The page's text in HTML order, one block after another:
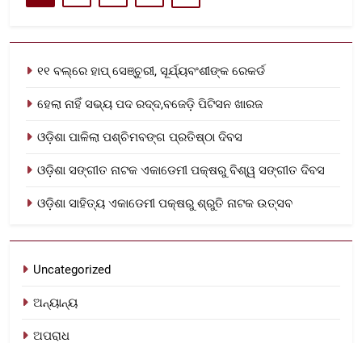
୧୧ ବଲ୍‌ରେ ହାପ୍ ସେଞ୍ଚୁରୀ, ସୂର୍ଯ୍ୟବଂଶୀଙ୍କ ରେକର୍ଡ
ହେଲା ନାହିଁ ସଭ୍ୟ ପଦ ରଦ୍ଦ,ବଜେଡ଼ି ପିଟିସନ ଖାରଜ
ଓଡ଼ିଶା ପାଳିଲା ପଶ୍ଚିମବଙ୍ଗ ପ୍ରତିଷ୍ଠା ଦିବସ
ଓଡ଼ିଶା ସଙ୍ଗୀତ ନାଟକ ଏକାଡେମୀ ପକ୍ଷରୁ ବିଶ୍ୱ ସଙ୍ଗୀତ ଦିବସ
ଓଡ଼ିଶା ସାହିତ୍ୟ ଏକାଡେମୀ ପକ୍ଷରୁ ଶ୍ରୁତି ନାଟକ ଉତ୍ସବ
Uncategorized
ଅନ୍ୟାନ୍ୟ
ଅପରାଧ